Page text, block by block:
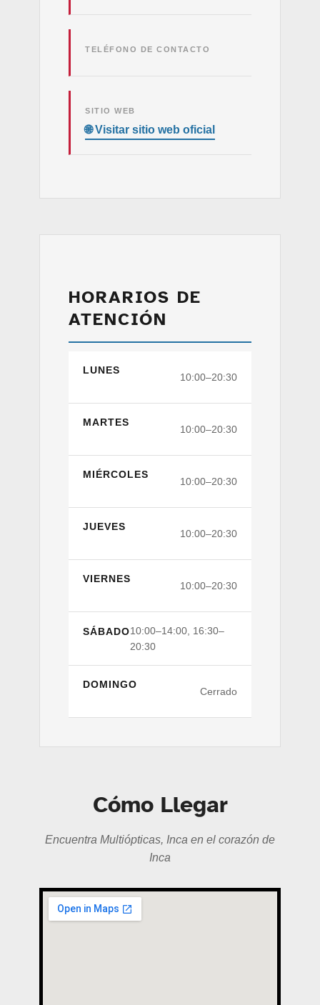
TELÉFONO DE CONTACTO
SITIO WEB
HORARIOS DE
ATENCIÓN
LUNES
10:00–20:30
MARTES
10:00–20:30
MIÉRCOLES
10:00–20:30
JUEVES
10:00–20:30
VIERNES
10:00–20:30
SÁBADO10:00–14:00, 16:30–
20:30
DOMINGO
Cerrado
Cómo Llegar
Encuentra Multiópticas, Inca en el corazón de
Inca